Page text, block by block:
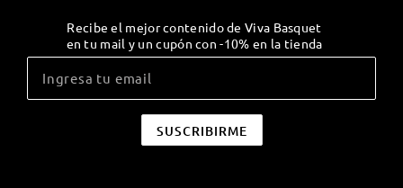
Recibe el mejor contenido de Viva Basquet
en tu mail y un cupón con -10% en la tienda